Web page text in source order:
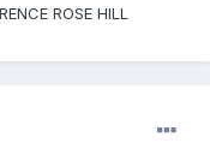
ROSE HILL